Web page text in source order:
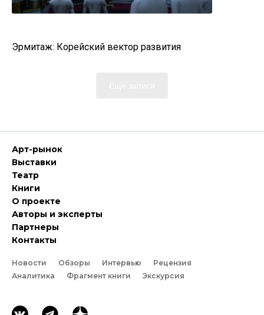
Эрмитаж: Корейский вектор развития
Арт-рынок
Выставки
Театр
Книги
О проекте
Авторы и эксперты
Партнеры
Контакты
Новости Обзоры Интервью
Рецензия
Аналитика
Фрагмент книги Экскурсия